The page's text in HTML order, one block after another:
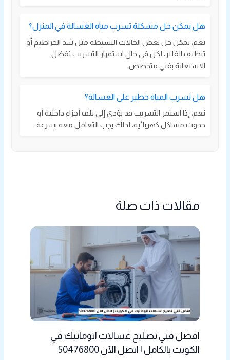
هل يمكن حل مشكلة تسرب مياه الغسالة في المنزل؟
نعم، يمكن حل بعض الحالات البسيطة مثل شد الخراطيم أو
تنظيف الفلتر، لكن في حال استمرار التسريب يُفضل
الاستعانة بفني متخصص.
هل تسرب المياه خطير على الغسالة؟
نعم، إذا استمر التسريب قد يؤدي إلى تلف أجزاء داخلية أو
حدوث مشاكل كهربائية، لذلك يجب التعامل معه بسرعة.
مقالات ذات صلة
افضل فني تصليح غسالات اتوماتيك في
الكويت بالكامل | اتصل الآن 50476800